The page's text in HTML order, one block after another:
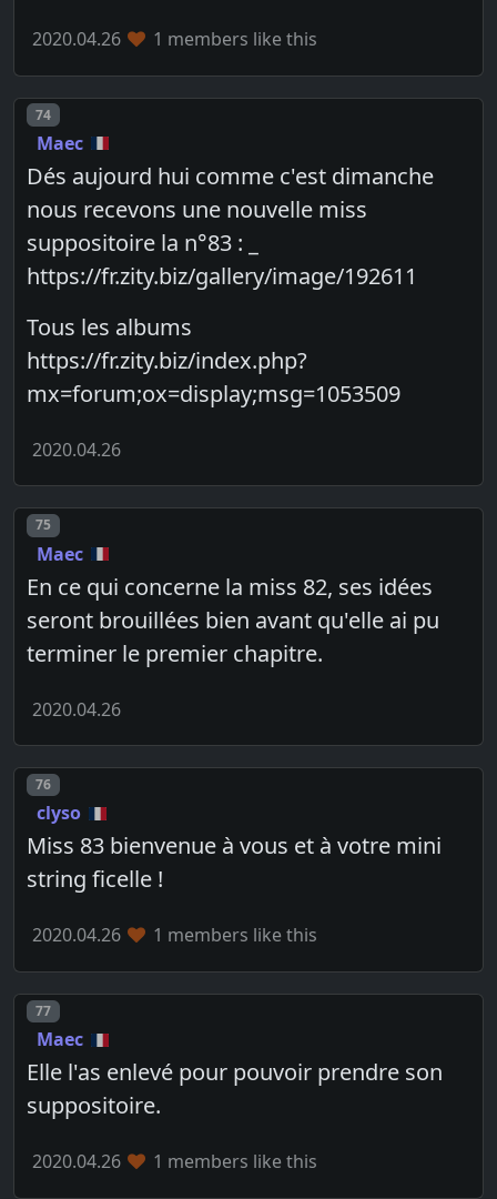
2020.04.26 1 members like this
Post number
74
Maec
Dés aujourd hui comme c'est dimanche
nous recevons une nouvelle miss
suppositoire la n°83 : _
https://fr.zity.biz/gallery/image/192611
Tous les albums
https://fr.zity.biz/index.php?
mx=forum;ox=display;msg=1053509
2020.04.26
Post number
75
Maec
En ce qui concerne la miss 82, ses idées
seront brouillées bien avant qu'elle ai pu
terminer le premier chapitre.
2020.04.26
Post number
76
clyso
Miss 83 bienvenue à vous et à votre mini
string ficelle !
2020.04.26 1 members like this
Post number
77
Maec
Elle l'as enlevé pour pouvoir prendre son
suppositoire.
2020.04.26 1 members like this